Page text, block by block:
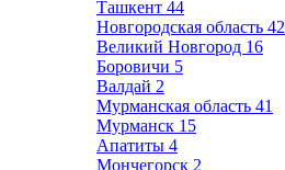
Ташкент 44
Новгородская область 42
Великий Новгород 16
Боровичи 5
Валдай 2
Мурманская область 41
Мурманск 15
Апатиты 4
Мончегорск 2